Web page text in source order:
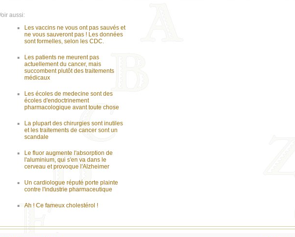
aussi:
Les vaccins ne vous ont pas sauvés et
ne vous sauveront pas ! Les données
sont formelles, selon les CDC.
Les patients ne meurent pas
actuellement du cancer, mais
succombent plutôt des traitements
médicaux
Les écoles de medecine sont des
écoles d'endoctrinement
pharmacologique avant toute chose
La plupart des chirurgies sont inutiles
et les traitements de cancer sont un
scandale
Le fluor augmente l'absorption de
l'aluminium, qui s'en va dans le
cerveau et provoque l'Alzheimer
Un cardiologue réputé porte plainte
contre l'industrie pharmaceutique
Ah ! Ce fameux cholestérol !